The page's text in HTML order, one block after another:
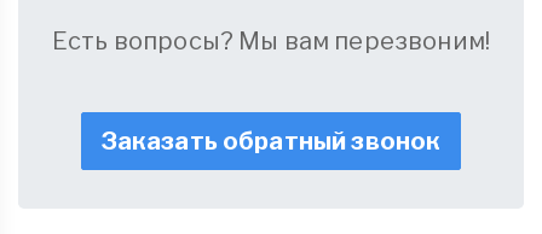
Есть вопросы? Мы вам перезвоним!
Заказать обратный звонок